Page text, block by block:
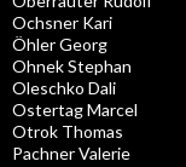
Ochsner Kari
Öhler Georg
Ohnek Stephan
Oleschko Dali
Ostertag Marcel
Otrok Thomas
Pachner Valerie